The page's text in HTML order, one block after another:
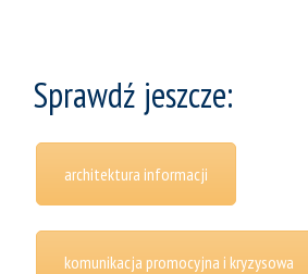
Sprawdź jeszcze:
architektura informacji
komunikacja promocyjna i kryzysowa